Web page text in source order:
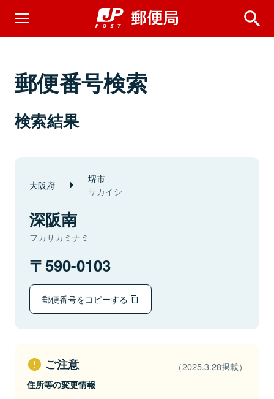
郵便番号検索
検索結果
大阪府 堺市
サカイシ
深阪南
フカサカミナミ
590-0103
郵便番号をコピーする
ご注意 （2025.3.28掲載）
住所等の変更情報